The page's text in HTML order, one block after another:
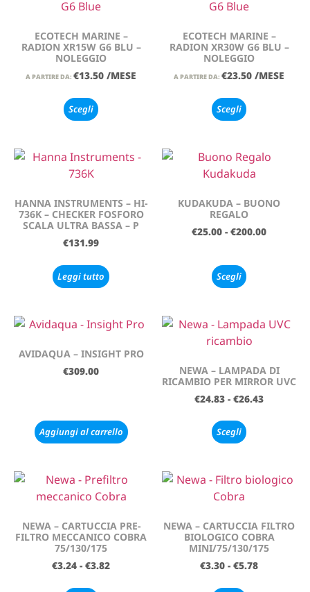
ECOTECH MARINE –
RADION XR15W G6 BLU –
NOLEGGIO
A PARTIRE DA: €13.50 /MESE
Scegli
ECOTECH MARINE –
RADION XR30W G6 BLU –
NOLEGGIO
A PARTIRE DA: €23.50 /MESE
Scegli
HANNA INSTRUMENTS – HI-
736K – CHECKER FOSFORO
SCALA ULTRA BASSA – P
€131.99
Leggi tutto
KUDAKUDA – BUONO
REGALO
€25.00 - €200.00
Scegli
AVIDAQUA – INSIGHT PRO
€309.00
Aggiungi al carrello
NEWA – LAMPADA DI
RICAMBIO PER MIRROR UVC
€24.83 - €26.43
Scegli
NEWA – CARTUCCIA PRE-
FILTRO MECCANICO COBRA
75/130/175
€3.24 - €3.82
NEWA – CARTUCCIA FILTRO
BIOLOGICO COBRA
MINI/75/130/175
€3.30 - €5.78